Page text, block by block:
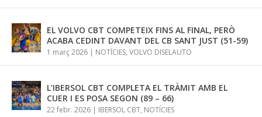
EL VOLVO CBT COMPETEIX FINS AL FINAL, PERÒ
ACABA CEDINT DAVANT DEL CB SANT JUST (51-59)
1 març 2026 | NOTÍCIES, VOLVO DISELAUTO
L’IBERSOL CBT COMPLETA EL TRÀMIT AMB EL
CUER I ES POSA SEGON (89 – 66)
22 febr. 2026 | IBERSOL CBT, NOTÍCIES